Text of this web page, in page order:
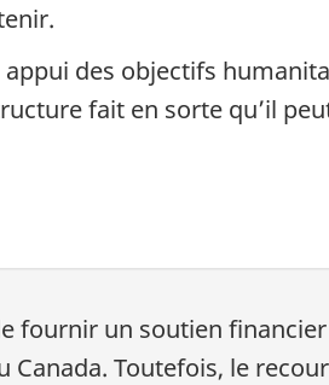
des objectifs
fait en sorte qu’il
fournir un soutien
Canada. Toutefois, le